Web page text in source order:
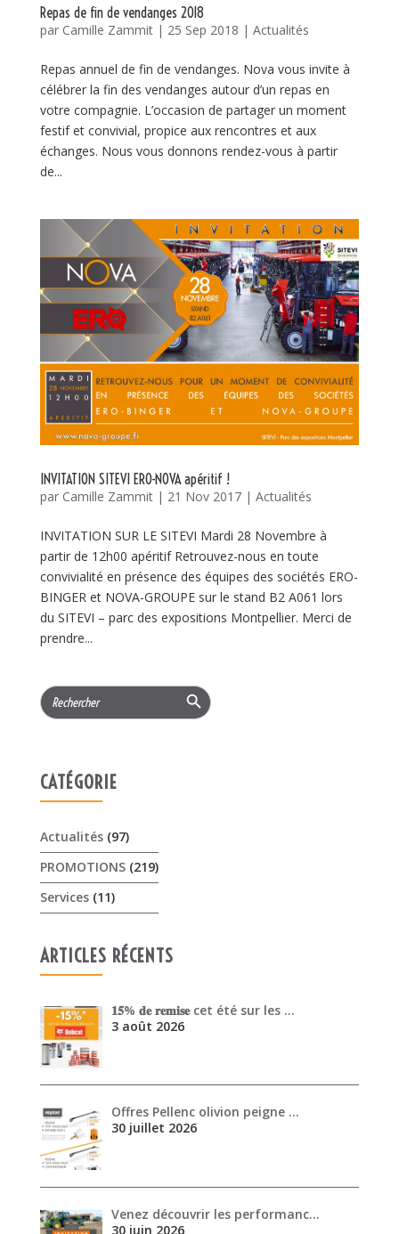
Repas de fin de vendanges 2018
par Camille Zammit| 25 Sep 2018 | Actualités
Repas annuel de fin de vendanges. Nova vous invite à
célébrer la fin des vendanges autour d’un repas en
votre compagnie. L’occasion de partager un moment
festif et convivial, propice aux rencontres et aux
échanges. Nous vous donnons rendez-vous à partir
de...
INVITATION SITEVI ERO-NOVA apéritif !
par Camille Zammit| 21 Nov 2017| Actualités
INVITATION SUR LE SITEVI Mardi 28 Novembre à
partir de 12h00 apéritif Retrouvez-nous en toute
convivialité en présence des équipes des sociétés ERO-
BINGER et NOVA-GROUPE sur le stand B2 A061 lors
du SITEVI – parc des expositions Montpellier. Merci de
prendre...
Search
for:
Search Button
CATÉGORIE
Actualités(97)
PROMOTIONS(219)
Services(11)
ARTICLES RÉCENTS
𝟏𝟓% 𝐝𝐞 𝐫𝐞𝐦𝐢𝐬𝐞 cet été sur les …
3 août 2026
Offres Pellenc olivion peigne …
30 juillet 2026
Venez découvrir les performanc…
30 juin 2026